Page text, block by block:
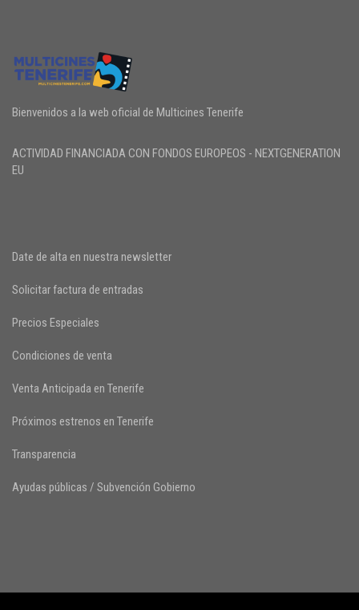
Bienvenidos a la web oficial de Multicines Tenerife
ACTIVIDAD FINANCIADA CON FONDOS EUROPEOS - NEXTGENERATION
EU
Date de alta en nuestra newsletter
Solicitar factura de entradas
Precios Especiales
Condiciones de venta
Venta Anticipada en Tenerife
Próximos estrenos en Tenerife
Transparencia
Ayudas públicas / Subvención Gobierno